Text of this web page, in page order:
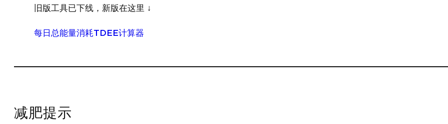
旧版工具已下线，新版在这里 ↓
每日总能量消耗TDEE计算器
减肥提示